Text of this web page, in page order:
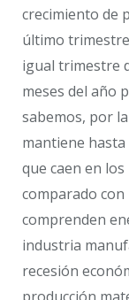
crecimiento de
último
igual trimestre
meses del año
sabemos, por
mantiene
que caen en
comparado
comprenden
industria
recesión